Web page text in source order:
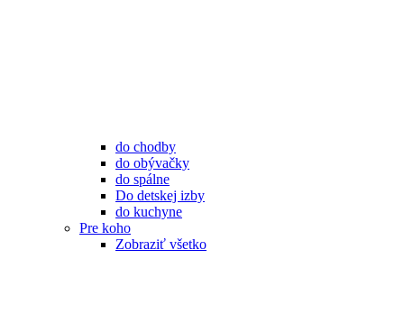
do chodby
do obývačky
do spálne
Do detskej izby
do kuchyne
Pre koho
Zobraziť všetko